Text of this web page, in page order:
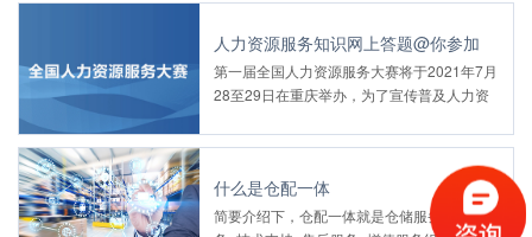
人力资源服务知识网上答题@你参加
第一届全国人力资源服务大赛将于2021年7月
28至29日在重庆举办，为了宣传普及人力资
月29日12:00在大会官网开通网络答题通道
什么是仓配一体
简要介绍下，仓配一体就是仓储服务+配送服